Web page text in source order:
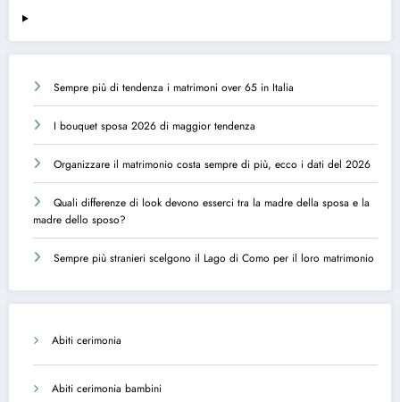
Sempre più di tendenza i matrimoni over 65 in Italia
I bouquet sposa 2026 di maggior tendenza
Organizzare il matrimonio costa sempre di più, ecco i dati del 2026
Quali differenze di look devono esserci tra la madre della sposa e la
madre dello sposo?
Sempre più stranieri scelgono il Lago di Como per il loro matrimonio
Abiti cerimonia
Abiti cerimonia bambini